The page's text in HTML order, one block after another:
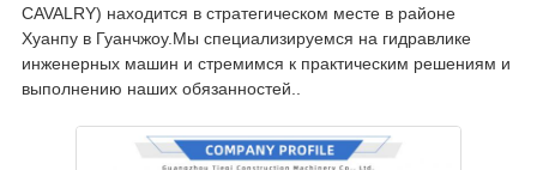
CAVALRY) находится в стратегическом месте в районе
Хуанпу в Гуанчжоу.Мы специализируемся на гидравлике
инженерных машин и стремимся к практическим решениям и
выполнению наших обязанностей..